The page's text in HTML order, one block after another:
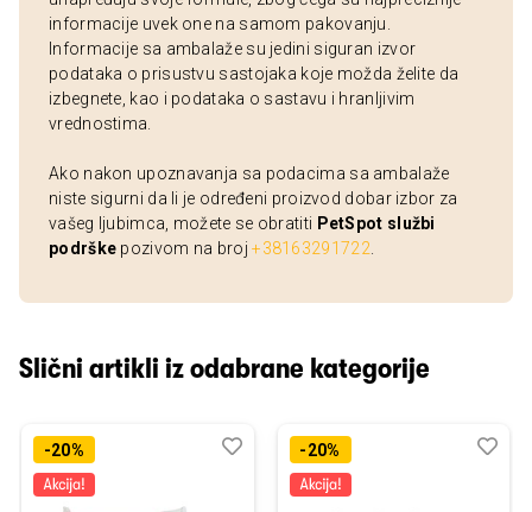
informacije uvek one na samom pakovanju.
Informacije sa ambalaže su jedini siguran izvor
podataka o prisustvu sastojaka koje možda želite da
izbegnete, kao i podataka o sastavu i hranljivim
vrednostima.
Ako nakon upoznavanja sa podacima sa ambalaže
niste sigurni da li je određeni proizvod dobar izbor za
vašeg ljubimca, možete se obratiti PetSpot službi
podrške pozivom na broj+38163291722
Slični artikli iz odabrane kategorije
-20%
Dodaj
Uporedi-20%